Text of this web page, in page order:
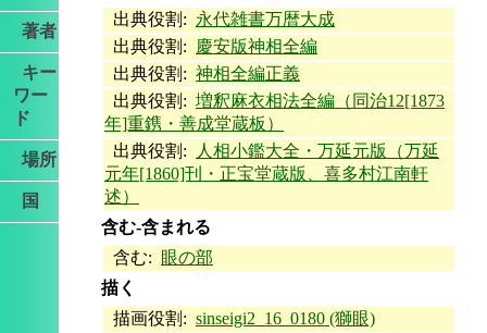
著者
キー
ワー
ド
場所
国
出典役割: 永代雑書万暦大成
出典役割:
慶安版神相全編
出典役割: 神相全編正義
出典役割: 増釈麻衣相法全編（同治12[1873
年]重鎸・善成堂蔵板）
出典役割:
人相小鑑大全・万延元版（万延
元年[1860]刊・正宝堂蔵版、喜多村江南軒
述）
含む-含まれる
含む:
眼の部
描く
描画役割: sinseigi2_16_0180 (獅眼)